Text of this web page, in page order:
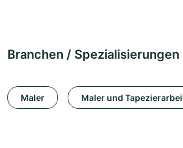
Branchen / Spezialisierungen
Maler Maler und